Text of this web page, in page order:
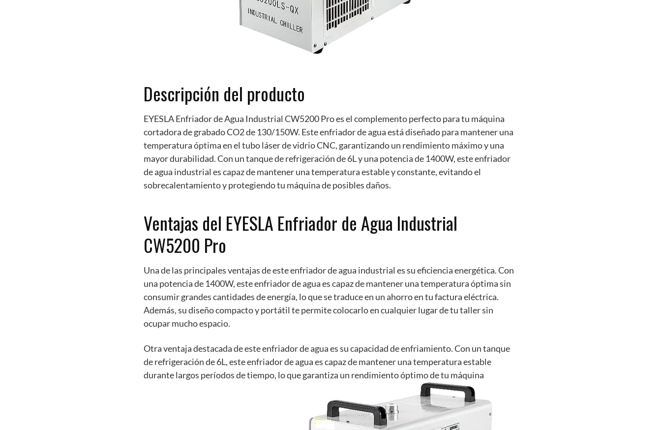
Descripción del producto
EYESLA Enfriador de Agua Industrial CW5200 Pro es el complemento perfecto para tu máquina
cortadora de grabado CO2 de 130/150W. Este enfriador de agua está diseñado para mantener una
temperatura óptima en el tubo láser de vidrio CNC, garantizando un rendimiento máximo y una
mayor durabilidad. Con un tanque de refrigeración de 6L y una potencia de 1400W, este enfriador
de agua industrial es capaz de mantener una temperatura estable y constante, evitando el
sobrecalentamiento y protegiendo tu máquina de posibles daños.
Ventajas del EYESLA Enfriador de Agua Industrial
CW5200 Pro
Una de las principales ventajas de este enfriador de agua industrial es su eficiencia energética. Con
una potencia de 1400W, este enfriador de agua es capaz de mantener una temperatura óptima sin
consumir grandes cantidades de energía, lo que se traduce en un ahorro en tu factura eléctrica.
Además, su diseño compacto y portátil te permite colocarlo en cualquier lugar de tu taller sin
ocupar mucho espacio.
Otra ventaja destacada de este enfriador de agua es su capacidad de enfriamiento. Con un tanque
de refrigeración de 6L, este enfriador de agua es capaz de mantener una temperatura estable
durante largos períodos de tiempo, lo que garantiza un rendimiento óptimo de tu máquina